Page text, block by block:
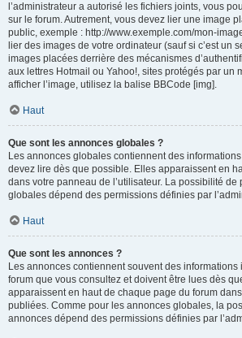
l’administrateur a autorisé les fichiers joints, vous
sur le forum. Autrement, vous devez lier une image
public, exemple : http://www.exemple.com/mon-
lier des images de votre ordinateur (sauf si c’est un
images placées derrière des mécanismes
aux lettres Hotmail ou Yahoo!, sites protégés par un
afficher l’image, utilisez la balise BBCode [img].
Haut
Que sont les annonces globales ?
Les annonces globales contiennent des
devez lire dès que possible. Elles apparaissent en
dans votre panneau de l’utilisateur. La possibilité
globales dépend des permissions définies par
Haut
Que sont les annonces ?
Les annonces contiennent souvent des
forum que vous consultez et doivent être lues dès
apparaissent en haut de chaque page du forum
publiées. Comme pour les annonces globales, la
annonces dépend des permissions définies par